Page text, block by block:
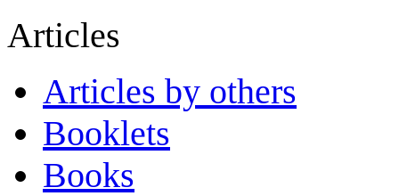
Articles
Articles by others
Booklets
Books